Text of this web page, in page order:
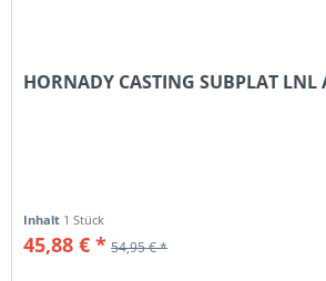
HORNADY CASTING SUBPLAT LNL
Inhalt 1 Stück
45,88 € * 54,95 € *